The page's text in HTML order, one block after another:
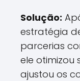
Solução:
estratégia
parcerias
ele otimizou
ajustou os